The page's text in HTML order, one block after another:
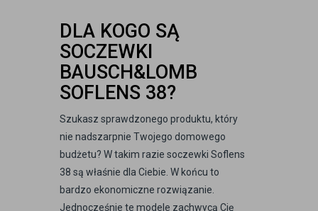
DLA KOGO SĄ
SOCZEWKI
BAUSCH&LOMB
SOFLENS 38?
Szukasz sprawdzonego produktu, który
nie nadszarpnie Twojego domowego
budżetu? W takim razie soczewki Soflens
38 są właśnie dla Ciebie. W końcu to
bardzo ekonomiczne rozwiązanie.
Jednocześnie te modele zachwycą Cię